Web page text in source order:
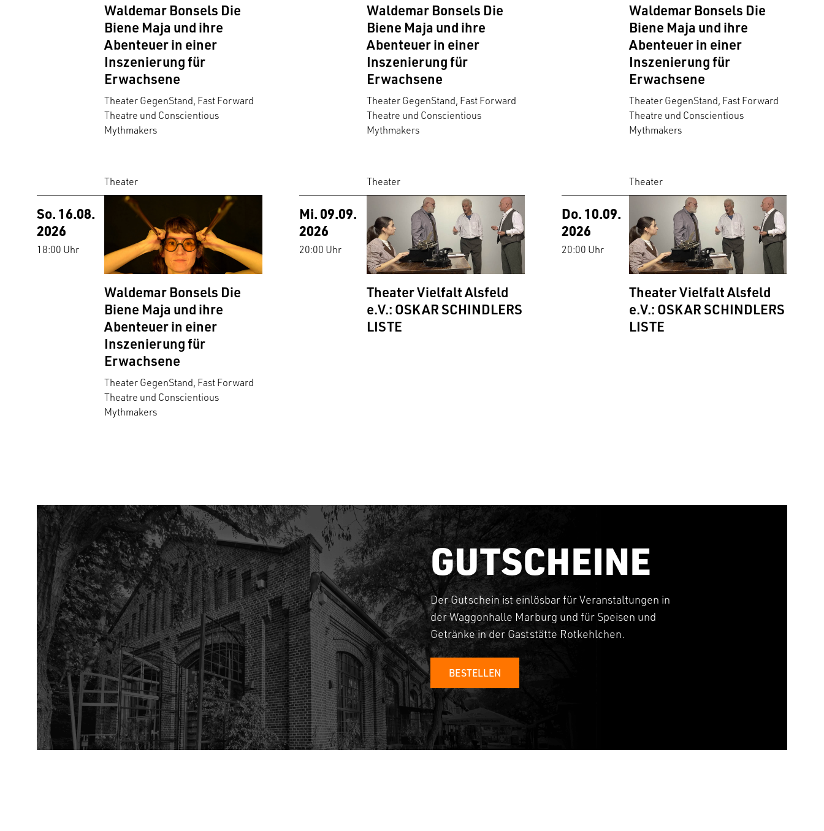
Waldemar Bonsels Die
Biene Maja und ihre
Abenteuer in einer
Inszenierung für
Erwachsene
Theater GegenStand, Fast Forward
Theatre und Conscientious
Mythmakers
Waldemar Bonsels Die
Biene Maja und ihre
Abenteuer in einer
Inszenierung für
Erwachsene
Theater GegenStand, Fast Forward
Theatre und Conscientious
Mythmakers
Waldemar Bonsels Die
Biene Maja und ihre
Abenteuer in einer
Inszenierung für
Erwachsene
Theater GegenStand, Fast Forward
Theatre und Conscientious
Mythmakers
Theater
So. 16.08.
2026
18:00 Uhr
Waldemar Bonsels Die
Biene Maja und ihre
Abenteuer in einer
Inszenierung für
Erwachsene
Theater GegenStand, Fast Forward
Theatre und Conscientious
Mythmakers
Theater
Mi. 09.09.
2026
20:00 Uhr
Theater Vielfalt Alsfeld
e.V.: OSKAR SCHINDLERS
LISTE
Theater
Do. 10.09.
2026
20:00 Uhr
Theater Vielfalt Alsfeld
e.V.: OSKAR SCHINDLERS
LISTE
GUTSCHEINE
Der Gutschein ist einlösbar für Veranstaltungen in
der Waggonhalle Marburg und für Speisen und
Getränke in der Gaststätte Rotkehlchen.
BESTELLEN